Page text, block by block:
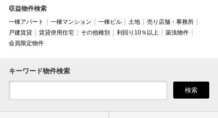
収益物件検索
一棟アパート 一棟マンション 一棟ビル 土地
売り店舗・事務所
戸建賃貸
賃貸併用住宅 その他種別 利回り10％以上
築浅物件
会員限定物件
キーワード物件検索
検索